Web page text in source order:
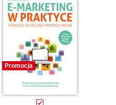
Promocja